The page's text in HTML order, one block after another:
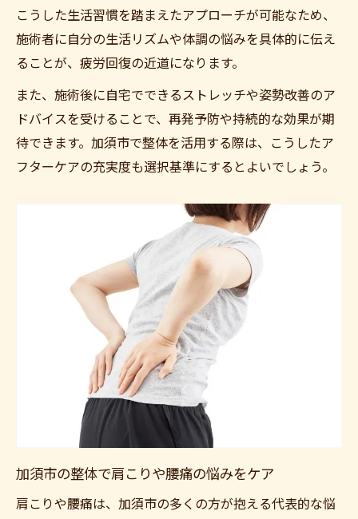
加須市の整体で長年の疲労を解決するヒン
ト
口コミで選ぶ整体ケアがもたらす変化を紹
骨盤矯正も叶う整体で快適な生活を目指す
整体による骨盤矯正が生活を変える理由
骨盤矯正を重視した整体の選び方を解説
整体で骨格バランスを整えて健康を維持す
口コミで話題の骨盤矯正整体の活用法とは
疲労回復をサポートする整体の選び方とは
整体選びで重視すべき疲労回復ポイント
加須市おすすめ整体院の特徴を徹底解説
口コミで評判の整体院で安心の施術を受け
る
整体で疲労回復を実感するための比較方法
ック
整体活用で毎日が軽やかになるヒントを紹介
こうした生活習慣を踏まえたアプローチが可能なため、
施術者に自分の生活リズムや体調の悩みを具体的に伝え
ることが、疲労回復の近道になります。
また、施術後に自宅でできるストレッチや姿勢改善のア
ドバイスを受けることで、再発予防や持続的な効果が期
待できます。加須市で整体を活用する際は、こうしたア
フターケアの充実度も選択基準にするとよいでしょう。
加須市の整体で肩こりや腰痛の悩みをケア
肩こりや腰痛は、加須市の多くの方が抱える代表的な悩